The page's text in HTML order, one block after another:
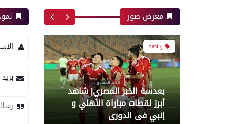
معرض صور
إنبي فى الدورى
رياضة
بعدسة الخبر المصري | شاهد
أبرز لقطات مباراة الزمالك
وسموحة فى الدورى